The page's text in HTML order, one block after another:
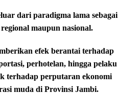
dari paradigma lama sebagai
maupun nasional.
efek berantai terhadap
perhotelan, hingga pelaku
terhadap perputaran ekonomi
muda di Provinsi Jambi.